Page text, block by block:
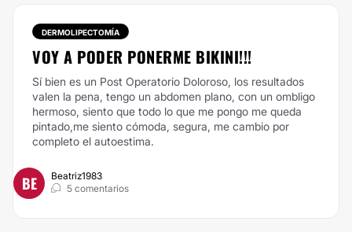
DERMOLIPECTOMÍA
VOY A PODER PONERME BIKINI!!!
Sí bien es un Post Operatorio Doloroso, los resultados
valen la pena, tengo un abdomen plano, con un ombligo
hermoso, siento que todo lo que me pongo me queda
pintado,me siento cómoda, segura, me cambio por
completo el autoestima.
BE
Beatriz1983
5 comentarios